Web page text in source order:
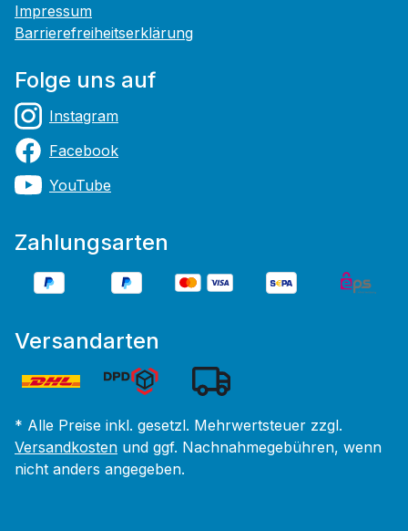
Impressum
Barrierefreiheitserklärung
Folge uns auf
Instagram
Facebook
YouTube
Zahlungsarten
Versandarten
* Alle Preise inkl. gesetzl. Mehrwertsteuer zzgl.
Versandkosten und ggf. Nachnahmegebühren, wenn
nicht anders angegeben.